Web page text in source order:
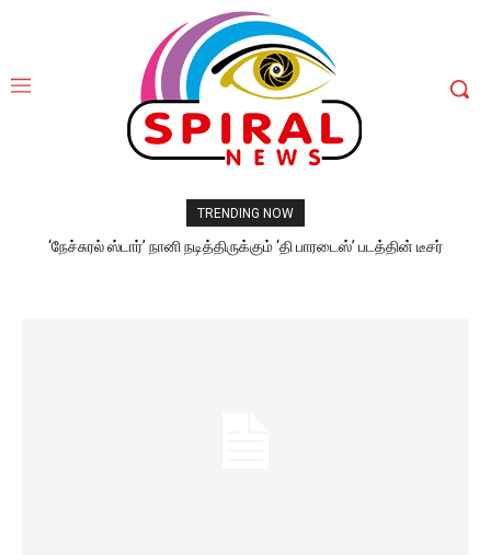
TRENDING NOW
‘நேச்சுரல் ஸ்டார்’ நானி நடித்திருக்கும் ‘தி பாரடைஸ்’ படத்தின் டீசர்